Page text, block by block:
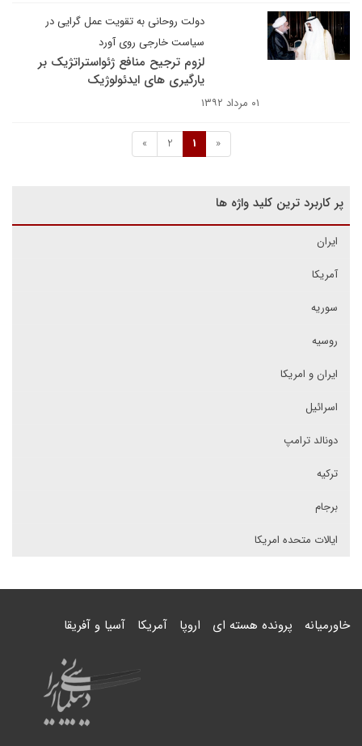
دولت روحانی به تقویت عمل گرایی در
سیاست خارجی روی آورد
لزوم ترجیح منافع ژئواستراتژیک بر
یارگیری های ایدئولوژیک
۰۱ مرداد ۱۳۹۲
«
1
2
»
پر کاربرد ترین کلید واژه ها
ایران
آمریکا
سوریه
روسیه
ایران و امریکا
اسرائیل
دونالد ترامپ
ترکیه
برجام
ایالات متحده امریکا
خاورمیانه پرونده هسته ای اروپا آمریکا آسیا و آفریقا